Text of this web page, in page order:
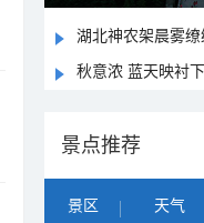
湖北神农架晨雾
秋意浓 蓝天映衬
景点推荐
景区 天气